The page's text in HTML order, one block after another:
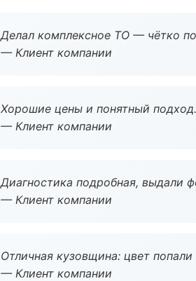
Делал комплексное ТО — чётко
— Клиент компании
Хорошие цены и понятный
— Клиент компании
Диагностика подробная, выдали
— Клиент компании
Отличная кузовщина: цвет
— Клиент компании